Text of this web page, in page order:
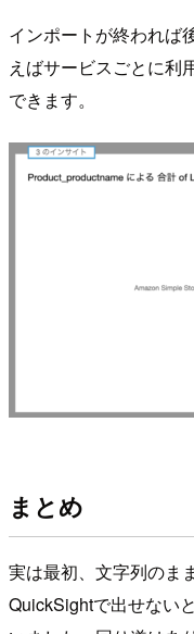
インポートが終われば
えばサービスごとに利
できます。
まとめ
実は最初、文字列のま
QuickSightで出せない